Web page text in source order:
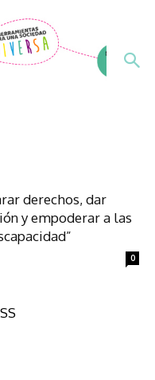
derechos, dar
y empoderar a las
0